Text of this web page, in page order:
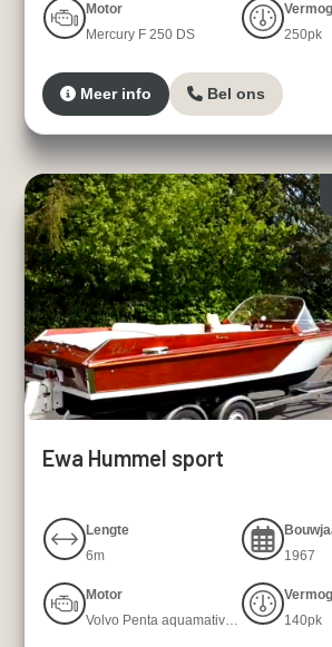
Motor
Mercury F 250 DS
250pk
Meer info Bel ons
Ewa Hummel sport
Lengte
6m
1967
Motor
Volvo Penta aquamativ 140
140pk